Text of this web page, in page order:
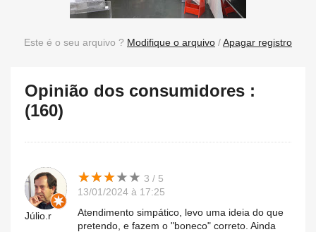
Este é o seu arquivo ? Modifique o arquivo /Apagar registro
Opinião dos consumidores :
(160)
Júlio.r
★★★★★
★★★★★ 3 / 5
13/01/2024 à 17:25
Atendimento simpático, levo uma ideia do que
pretendo, e fazem o "boneco" correto. Ainda